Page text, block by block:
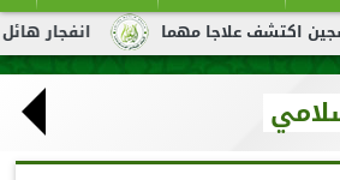
انفجار هائل لناقلة علاجا مهما